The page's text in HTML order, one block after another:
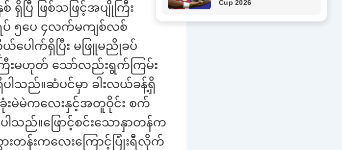
ြီ ဖြစ်သဖြင့်အပျိုကြီး
ပ် ၅ပေ ၄လက်မကျစ်လစ်
ေါက်ရှိပြီး မဖြူမညိုခပ်
မဟုတ် သော်လည်းရွက်ကြမ်း
သည်။ဆံပင်မှာ ခါးလယ်ခန့်ရှိ
းမဲမဲကလေးနှင့်အတူဝိုင်း စက်
သည်။ဖြောင့်စင်းသောနှာတန်က
းတန်းကလေးကြောင့်ပြုံးရီလိုက်